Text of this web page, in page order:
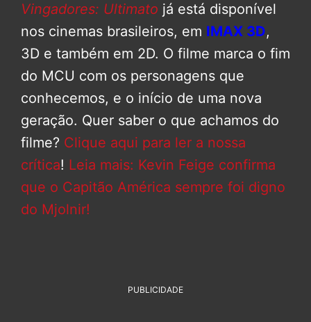
Vingadores: Ultimato já está disponível
nos cinemas brasileiros, em IMAX 3D,
3D e também em 2D. O filme marca o fim
do MCU com os personagens que
conhecemos, e o início de uma nova
geração. Quer saber o que achamos do
filme? Clique aqui para ler a nossa
crítica! Leia mais: Kevin Feige confirma
que o Capitão América sempre foi digno
do Mjolnir!
PUBLICIDADE